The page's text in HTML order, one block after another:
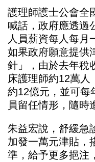
護理師護士公會全
喊話，政府應透過
人員薪資每人每月
如果政府願意提供
針」，由於去年稅
床護理師約12萬人
約12億元，並可每
員留任情形，隨時
朱益宏說，舒緩急
加發一萬元津貼，
準，給予更多挹注